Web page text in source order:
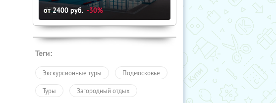
от2400 руб. -30%
Теги:
Экскурсионные туры Подмосковье
Туры Загородный отдых